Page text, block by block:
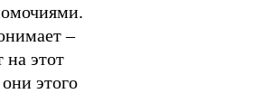
–
на этот
этого